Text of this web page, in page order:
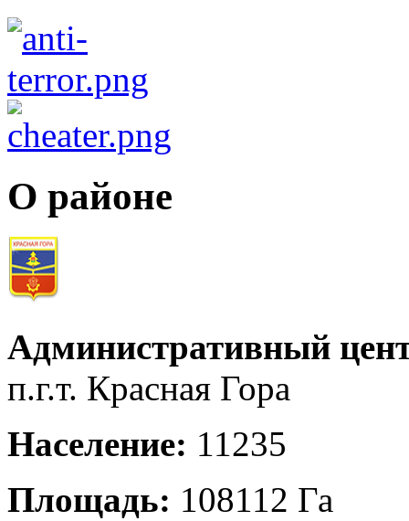
О районе
Административный
п.г.т. Красная Гора
Население: 11235
Площадь: 108112 Га